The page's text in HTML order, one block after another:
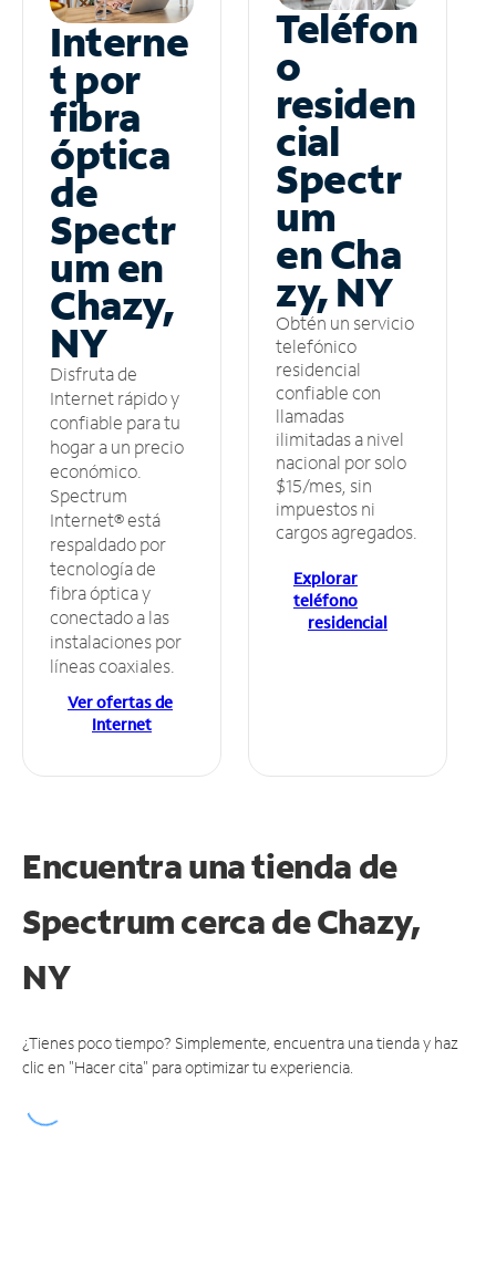
Interne
t por
fibra
óptica
de
Spectr
um en
Chazy,
NY
Disfruta de
Internet rápido y
confiable para tu
hogar a un precio
económico.
Spectrum
Internet® está
respaldado por
tecnología de
fibra óptica y
conectado a las
instalaciones por
líneas coaxiales.
Ver ofertas de
Internet
Teléfon
o
residen
cial
Spectr
um
en Cha
zy, NY
Obtén un servicio
telefónico
residencial
confiable con
llamadas
ilimitadas a nivel
nacional por solo
$15/mes, sin
impuestos ni
cargos agregados.
Explorar
teléfono
residencial
Encuentra una tienda de
Spectrumcerca de Chazy,
NY
¿Tienes poco tiempo? Simplemente, encuentra una tienda y haz
clic en "Hacer cita" para optimizar tu experiencia.